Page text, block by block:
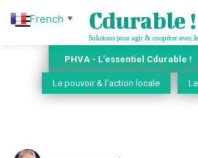
Cdurable !
Solutions pour agir & coopérer avec
PHVA - L'essentiel Cdurable !
Le pouvoir & l'action locale
French ▼